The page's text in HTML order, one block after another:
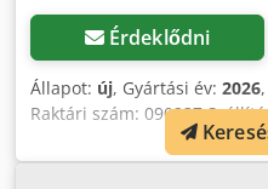
Érdeklődni
Állapot: új, Gyártási év: 2026
Raktári szám: 090237
fenntartva Eredeti ország:
LízingdíJ: 153,44 €